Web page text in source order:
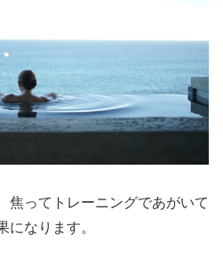
焦ってトレーニングであがいて
になります。